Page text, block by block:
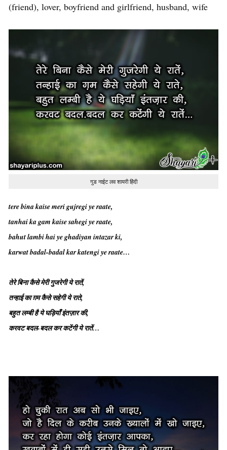
(friend), lover, boyfriend and girlfriend, husband, wife
गुड नाईट लव शायरी हिंदी
tere bina kaise meri gujregi ye raate,
tanhai ka gam kaise sahegi ye raate,
bahut lambi hai ye ghadiyan intazar ki,
karwat badal-badal kar katengi ye raate…
तेरे बिना कैसे मेरी गुजरेगी ये रातें,
तन्हाई का ग़म कैसे सहेगी ये राते,
बहुत लम्बी है ये घड़ियाँ इंतज़ार की,
करवट बदल-बदल कर कटेंगी ये रातें…